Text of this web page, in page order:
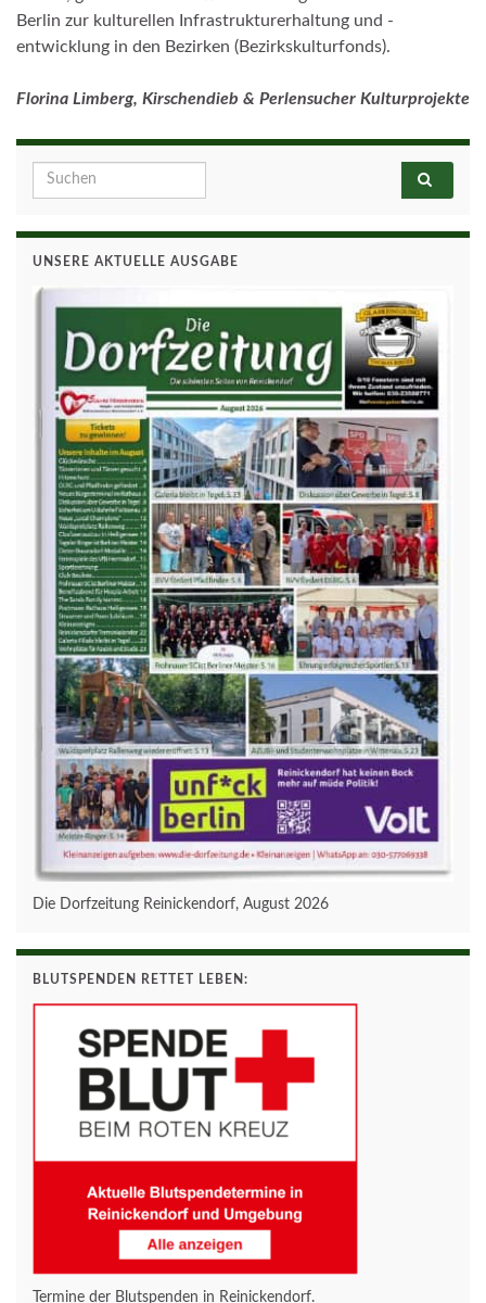
Berlin zur kulturellen Infrastrukturerhaltung und -
entwicklung in den Bezirken (Bezirkskulturfonds).
Florina Limberg, Kirschendieb & Perlensucher Kulturprojekte
Search for:
UNSERE AKTUELLE AUSGABE
Die Dorfzeitung Reinickendorf, August 2026
BLUTSPENDEN RETTET LEBEN:
Termine der Blutspenden in Reinickendorf.